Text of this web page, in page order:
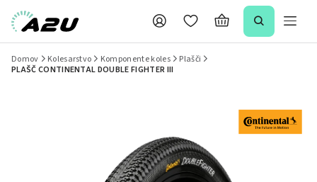
Domov Kolesarstvo Komponente koles
Plašči
PLAŠČ CONTINENTAL DOUBLE FIGHTER III